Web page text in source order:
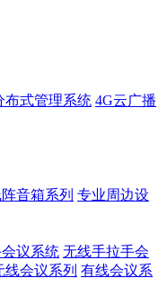
布式管理系统 4G云广播
音箱系列 专业周边设
议系统 无线手拉手会
线会议系列 有线会议系